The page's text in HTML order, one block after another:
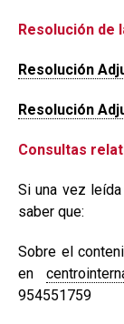
Resolución de
Resolución
Resolución
Consultas
Si una vez
saber que:
Sobre el
en
954551759